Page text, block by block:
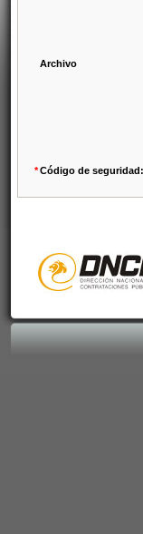
Archivo
*Código de seguridad: